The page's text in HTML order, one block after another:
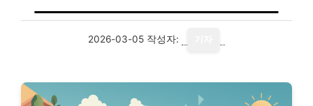
2026-03-05 작성자: